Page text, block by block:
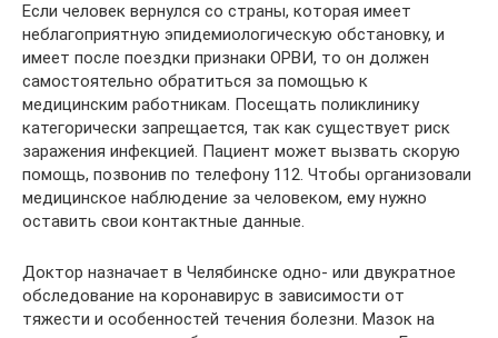
Если человек вернулся со страны, которая имеет
неблагоприятную эпидемиологическую обстановку, и
имеет после поездки признаки ОРВИ, то он должен
самостоятельно обратиться за помощью к
медицинским работникам. Посещать поликлинику
категорически запрещается, так как существует риск
заражения инфекцией. Пациент может вызвать скорую
помощь, позвонив по телефону 112. Чтобы организовали
медицинское наблюдение за человеком, ему нужно
оставить свои контактные данные.
Доктор назначает в Челябинске одно- или двукратное
обследование на коронавирус в зависимости от
тяжести и особенностей течения болезни. Мазок на